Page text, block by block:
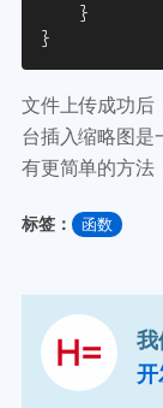
}
}
文件上传成功后
台插入缩略图是
有更简单的方法
标签： 函数